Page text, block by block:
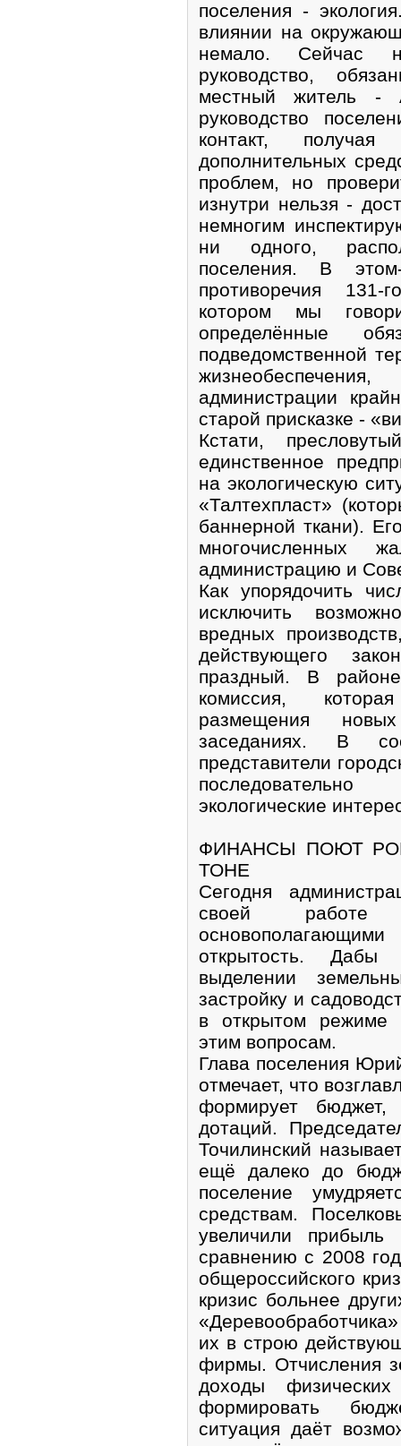
поселения -
влиянии на
немало. Сейчас
руководство,
местный житель -
руководство
контакт,
дополнительных
проблем, но
изнутри нельзя -
немногим
ни одного,
поселения. В
противоречия
котором мы
определённые
подведомственной
администрации
старой присказке -
Кстати,
единственное
на экологическую
«Талтехпласт»
баннерной ткани).
многочисленных
администрацию и
Как упорядочить
исключить
вредных
действующего
праздный. В
комиссия,
размещения
заседаниях. В
представители
экологические
ФИНАНСЫ ПОЮТ
ТОНЕ
Сегодня
своей работе
открытость.
выделении
застройку и
в открытом режиме
этим вопросам.
Глава поселения
отмечает, что
формирует бюджет,
дотаций.
Точилинский
ещё далеко до
поселение
средствам.
увеличили
сравнению с 2008
общероссийского
кризис больнее
их в строю
фирмы. Отчисления
доходы
формировать
ситуация даёт